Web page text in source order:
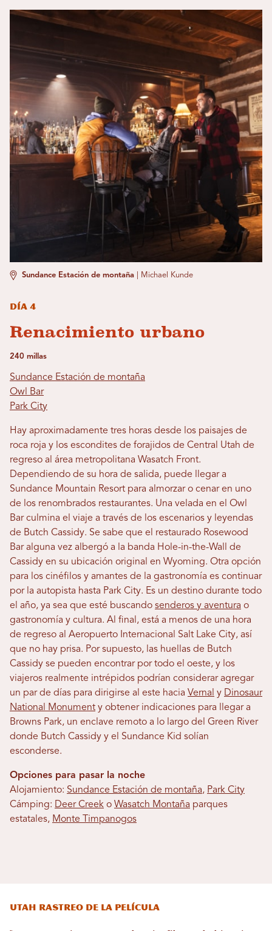
Sundance Estación de montaña Michael Kunde
Día 4
Renacimiento urbano
240 millas
Sundance Estación de montaña
Owl Bar
Park City
Hay aproximadamente tres horas desde los paisajes de
roca roja y los escondites de forajidos de Central Utah de
regreso al área metropolitana Wasatch Front.
Dependiendo de su hora de salida, puede llegar a
Sundance Mountain Resort para almorzar o cenar en uno
de los renombrados restaurantes. Una velada en el Owl
Bar culmina el viaje a través de los escenarios y leyendas
de Butch Cassidy. Se sabe que el restaurado Rosewood
Bar alguna vez albergó a la banda Hole-in-the-Wall de
Cassidy en su ubicación original en Wyoming. Otra opción
para los cinéfilos y amantes de la gastronomía es continuar
por la autopista hasta Park City. Es un destino durante todo
el año, ya sea que esté buscando senderos y aventura o
gastronomía y cultura. Al final, está a menos de una hora
de regreso al Aeropuerto Internacional Salt Lake City, así
que no hay prisa. Por supuesto, las huellas de Butch
Cassidy se pueden encontrar por todo el oeste, y los
viajeros realmente intrépidos podrían considerar agregar
un par de días para dirigirse al este hacia Vernal y Dinosaur
National Monument y obtener indicaciones para llegar a
Browns Park, un enclave remoto a lo largo del Green River
donde Butch Cassidy y el Sundance Kid solían
esconderse.
Opciones para pasar la noche
Alojamiento: Sundance Estación de montaña, Park City
Cámping: Deer Creek o Wasatch Montaña parques
estatales, Monte Timpanogos
Utah Rastreo de la película